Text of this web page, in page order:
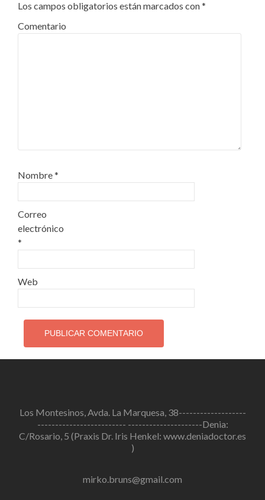
Los campos obligatorios están marcados con*
Comentario
Nombre*
Correo
electrónico
*
Web
Los Montesinos, Avda. La Marquesa, 38-------------------
------------------------- ---------------------Denia:
C/Rosario, 5 (Praxis Dr. Iris Henkel: www.deniadoctor.es
)
mirko.bruns@gmail.com